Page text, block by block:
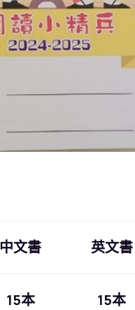
中文書 英文書
15本 15本